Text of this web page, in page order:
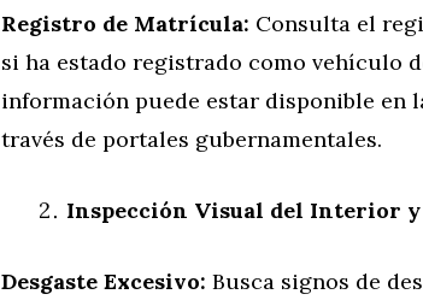
Registro de Matrícula: Consulta el
si ha estado registrado como vehículo
información puede estar disponible en
través de portales gubernamentales.
Inspección Visual del Interior
Desgaste Excesivo: Busca signos de